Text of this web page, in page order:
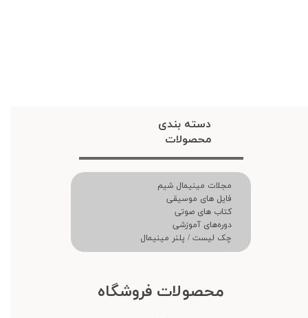
محصولات فروشگاه
مجلات مینیمال شیم
فایل های موسیقی
کتاب های صوتی
دوره‌های آموزشی
چک لیست / پلنر مینیمال
دسته بندی
محصولات